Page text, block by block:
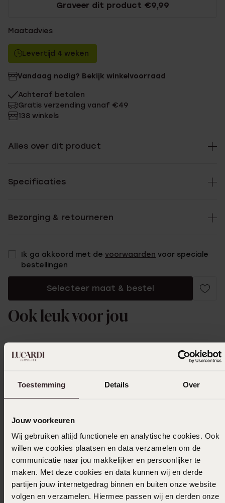
Toestemming Details Over
Jouw voorkeuren
Wij gebruiken altijd functionele en analytische cookies. Ook
willen we cookies plaatsen en data verzamelen om de
communicatie naar jou makkelijker en persoonlijker te
maken. Met deze cookies en data kunnen wij en derde
partijen jouw internetgedrag binnen en buiten onze website
volgen en verzamelen. Hiermee passen wij en derden onze
Graveer dit product €9,99
Maatadvies
Levertijd 4 weken
Vandaag nodig? Bekijk winkelvoorraad
Achteraf betalen
Gratis verzending vanaf €49
138 winkels
Alles over dit product
Specificaties
Bezorging & retourneren
Ik ga akkoord met de voorwaarden voor speciale
bestellingen
Selecteer maat & bestel
Ook leuk voor jou